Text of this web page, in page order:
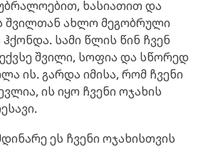
ხასიათით და
შვილთან ახლო მეგობრული
სამი წლის წინ ჩვენ
შვილი, სოფია და სწორედ
ის. გარდა იმისა, რომ ჩვენი
ის იყო ჩვენი ოჯახის
ეს ჩვენი ოჯახისთვის